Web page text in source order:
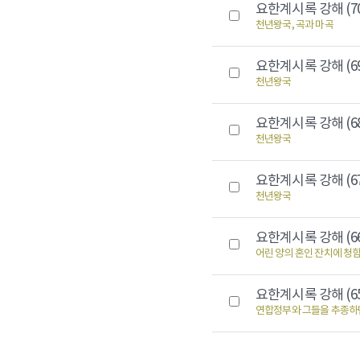
요한계시록 강해
천년왕국, 곡과 마곡
요한계시록 강해
천년왕국
요한계시록 강해
천년왕국
요한계시록 강해
천년왕국
요한계시록 강해
어린 양의 혼인 잔치에 청
요한계시록 강해
연합정부와 그들을 추종